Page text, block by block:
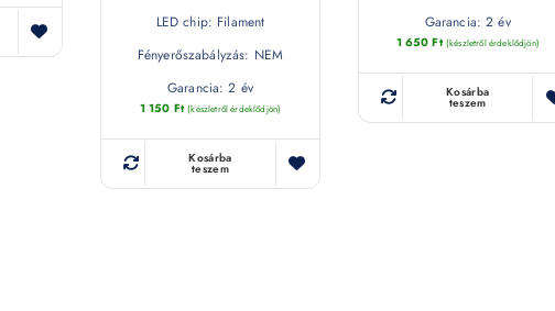
LED chip: Filament
Fényerőszabályzás: NEM
Garancia: 2 év
1 150 Ft (készletről érdeklődjön)
Kosárba
teszem
Garancia: 2 év
1 650Ft (készletről érdeklődjön)
Kosárba
teszem